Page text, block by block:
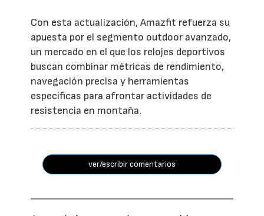
Con esta actualización, Amazfit refuerza su
apuesta por el segmento outdoor avanzado,
un mercado en el que los relojes deportivos
buscan combinar métricas de rendimiento,
navegación precisa y herramientas
específicas para afrontar actividades de
resistencia en montaña.
ver/escribir comentarios